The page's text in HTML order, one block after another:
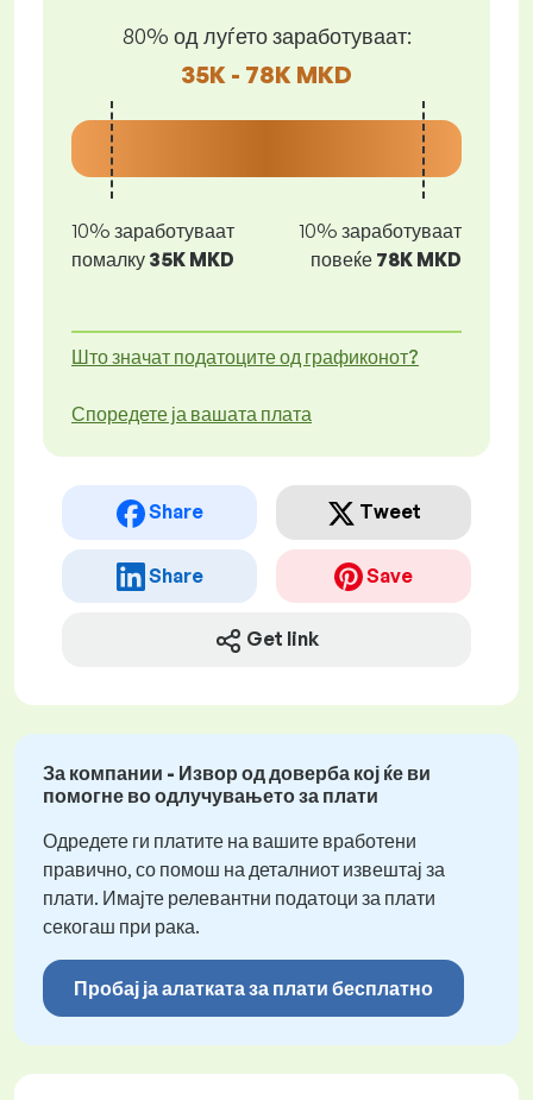
80% од луѓето заработуваат:
35K - 78K MKD
10% заработуваат
помалку 35K MKD
10% заработуваат
повеќе 78K MKD
Што значат податоците од графиконот?
Споредете ја вашата плата
Share Tweet
Share Save
Get link
За компании - Извор од доверба кој ќе ви
помогне во одлучувањето за плати
Одредете ги платите на вашите вработени
правично, со помош на деталниот извештај за
плати. Имајте релевантни податоци за плати
секогаш при рака.
Пробај ја алатката за плати бесплатно